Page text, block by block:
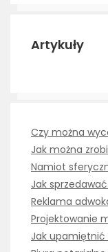
Artykuły
Czy można
Jak można
Namiot
Jak
Reklama
Projektowanie
Jak upamiętnić